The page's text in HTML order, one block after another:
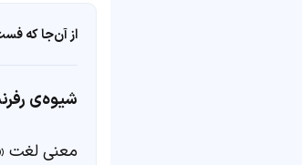
از آن‌جا که
شیوه‌ی
معنی لغت «conscience» در